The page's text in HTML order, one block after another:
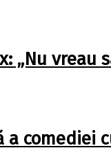
„Nu vreau
a comediei